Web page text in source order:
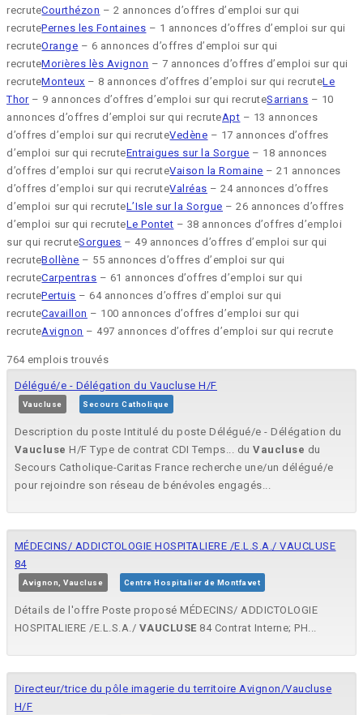
recruteCourthézon – 2 annonces d’offres d’emploi sur qui
recrutePernes les Fontaines – 1 annonces d’offres d’emploi sur qui
recruteOrange – 6 annonces d’offres d’emploi sur qui
recruteMorières lès Avignon – 7 annonces d’offres d’emploi sur qui
recruteMonteux – 8 annonces d’offres d’emploi sur qui recruteLe
Thor – 9 annonces d’offres d’emploi sur qui recruteSarrians – 10
annonces d’offres d’emploi sur qui recruteApt – 13 annonces
d’offres d’emploi sur qui recruteVedène – 17 annonces d’offres
d’emploi sur qui recruteEntraigues sur la Sorgue – 18 annonces
d’offres d’emploi sur qui recruteVaison la Romaine – 21 annonces
d’offres d’emploi sur qui recruteValréas – 24 annonces d’offres
d’emploi sur qui recruteL’Isle sur la Sorgue – 26 annonces d’offres
d’emploi sur qui recruteLe Pontet – 38 annonces d’offres d’emploi
sur qui recruteSorgues – 49 annonces d’offres d’emploi sur qui
recruteBollène – 55 annonces d’offres d’emploi sur qui
recruteCarpentras – 61 annonces d’offres d’emploi sur qui
recrutePertuis – 64 annonces d’offres d’emploi sur qui
recruteCavaillon – 100 annonces d’offres d’emploi sur qui
recruteAvignon – 497 annonces d’offres d’emploi sur qui recrute
764 emplois trouvés
Délégué/e - Délégation du Vaucluse H/F
Vaucluse Secours Catholique
Description du poste Intitulé du poste Délégué/e - Délégation du
Vaucluse H/F Type de contrat CDI Temps... duVaucluse du
Secours Catholique-Caritas France recherche une/un délégué/e
pour rejoindre son réseau de bénévoles engagés...
MÉDECINS/ ADDICTOLOGIE HOSPITALIERE /E.L.S.A./ VAUCLUSE
84
Avignon, Vaucluse Centre Hospitalier de Montfavet
Détails de l'offre Poste proposé MÉDECINS/ ADDICTOLOGIE
HOSPITALIERE /E.L.S.A./ VAUCLUSE 84 Contrat Interne; PH...
Directeur/trice du pôle imagerie du territoire Avignon/Vaucluse
H/F